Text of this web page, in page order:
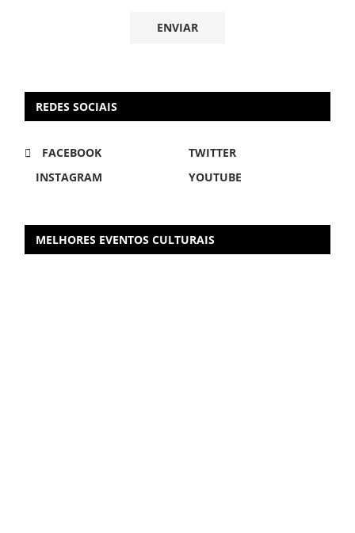
REDES SOCIAIS
FACEBOOK
TWITTER
INSTAGRAM
YOUTUBE
MELHORES EVENTOS CULTURAIS